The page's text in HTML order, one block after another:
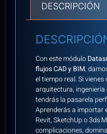
DESCRIPCIÓN
Con este módulo
flujos CAD y BIM,
el tiempo real. Si
arquitectura,
tendrás la pasarela
Aprenderás a importar
Revit, SketchUp o 3ds
complicaciones,